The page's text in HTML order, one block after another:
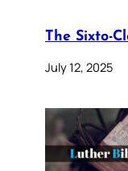
The Sixto-
July 12, 2025